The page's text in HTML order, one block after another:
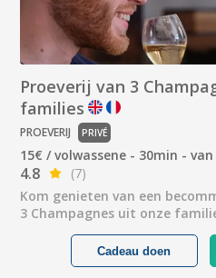
Proeverij van 3
families
PROEVERIJ PRIVÉ
15€ / volwassene - 30min -
4.8
(7)
Kom genieten van een
3 Champagnes uit onze
Cadeau doen